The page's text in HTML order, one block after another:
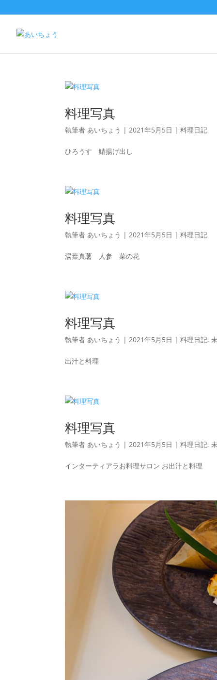
料理写真
執筆者 あいちょう |2021年5月5日 |料理日記
ひろうす 鰆揚げ出し
料理写真
執筆者 あいちょう |2021年5月5日 |料理日記
湯葉真薯 人参 菜の花
料理写真
執筆者 あいちょう |2021年5月5日 |料理日記,
出汁と料理
料理写真
執筆者 あいちょう |2021年5月5日 |料理日記,
インターティアラお料理サロン お出汁と料理